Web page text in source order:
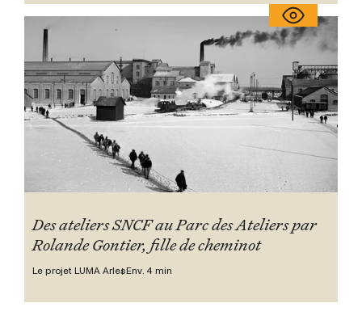
Des ateliers SNCF au Parc des Ateliers par
Rolande Gontier, fille de cheminot
Le projet LUMA Arles Env. 4 min